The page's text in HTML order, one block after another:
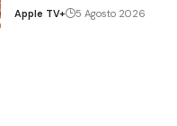
Apple TV+ 5 Agosto 2026